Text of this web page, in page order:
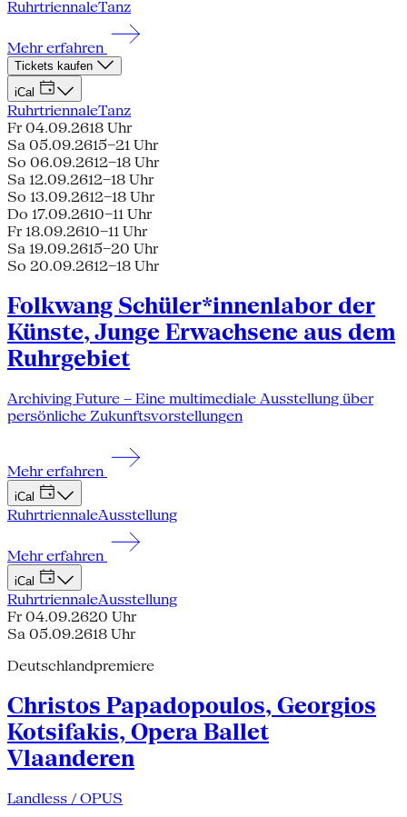
RuhrtriennaleTanz
Mehr erfahren
Tickets kaufen
iCal
RuhrtriennaleTanz
Fr 04.09.2618 Uhr
Sa 05.09.2615–21 Uhr
So 06.09.2612–18 Uhr
Sa 12.09.2612–18 Uhr
So 13.09.2612–18 Uhr
Do 17.09.2610–11 Uhr
Fr 18.09.2610–11 Uhr
Sa 19.09.2615–20 Uhr
So 20.09.2612–18 Uhr
Folkwang Schüler*innenlabor der
Künste, Junge Erwachsene aus dem
Ruhrgebiet
Archiving Future – Eine multimediale Ausstellung über
persönliche Zukunftsvorstellungen
Mehr erfahren
iCal
RuhrtriennaleAusstellung
Mehr erfahren
iCal
RuhrtriennaleAusstellung
Fr 04.09.2620 Uhr
Sa 05.09.2618 Uhr
Deutschlandpremiere
Christos Papadopoulos, Georgios
Kotsifakis, Opera Ballet
Vlaanderen
Landless / OPUS